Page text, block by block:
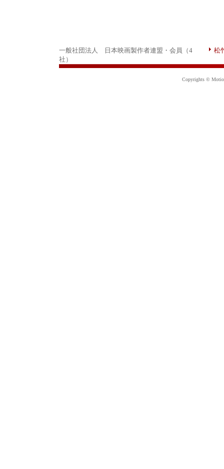
一般社団法人 日本映画製作者連盟・会員（4
社）
松
Copyrights ©